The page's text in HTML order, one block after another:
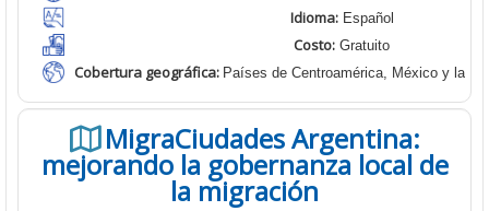
Idioma:Español
Costo: Gratuito
Cobertura geográfica: Países de Centroamérica, México y la
MigraCiudades Argentina:
mejorando la gobernanza local de
la migración